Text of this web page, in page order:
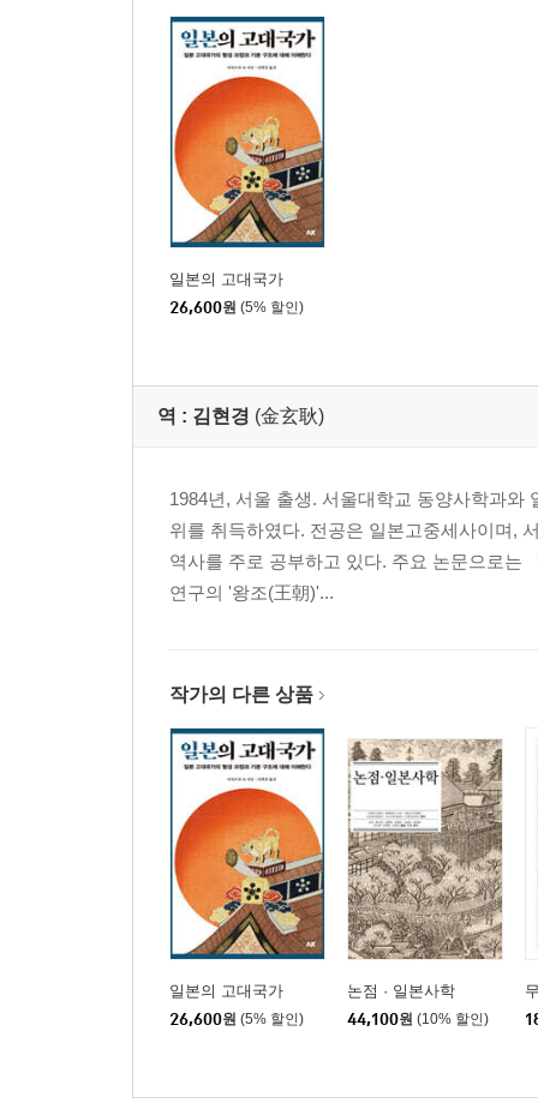
제1절 고대의 재건
제2절 중세적 세계
초판 발문
구로다장 간략 연표
《서평》 이시모다 씨의 『중세적 세계의 형성』 |
문고판에 부쳐 | 이시모다 쇼
역자 후기
일본의 고대국가
26,600원 (5% 할인)
역 : 김현경 (金玄耿)
1984년, 서울 출생. 서울대학교 동양사학과
위를 취득하였다. 전공은 일본고중세사이며,
역사를 주로 공부하고 있다. 주요 논문으로는
연구의 '왕조(王朝)'...
작가의 다른 상품
일본의 고대국가
26,600원 (5% 할인)
논점 · 일본사학
44,100원 (10% 할인)